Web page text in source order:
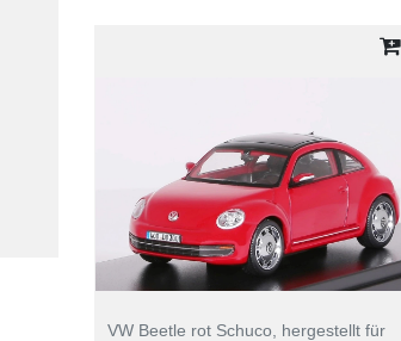
VW Beetle rot Schuco, hergestellt für